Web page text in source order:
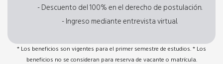
- Descuento del 100% en el derecho de postulación.
- Ingreso mediante entrevista virtual.
* Los beneficios son vigentes para el primer semestre de estudios. * Los
beneficios no se consideran para reserva de vacante o matrícula.